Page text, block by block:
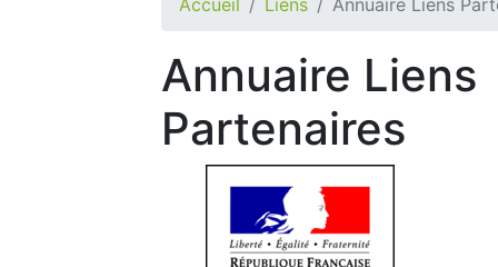
Accueil Liens Annuaire Liens
Annuaire Liens
Partenaires